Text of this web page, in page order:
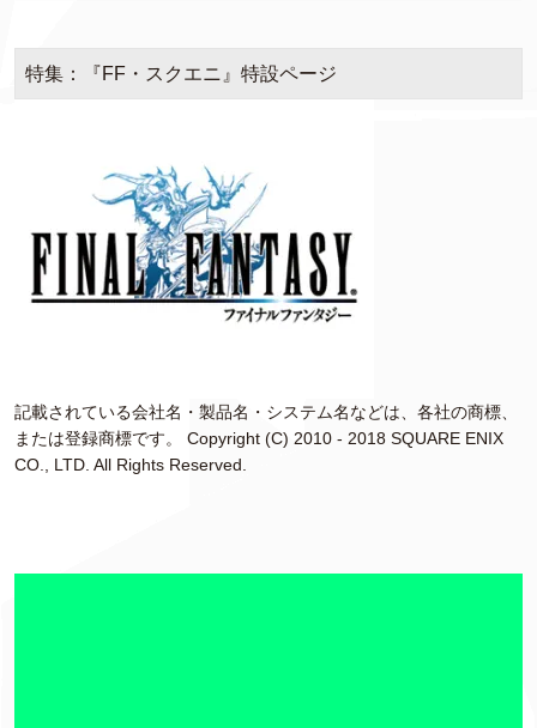
特集：『FF・スクエニ』特設ページ
記載されている会社名・製品名・システム名などは、各社の商標、
または登録商標です。 Copyright (C) 2010 - 2018 SQUARE ENIX
CO., LTD. All Rights Reserved.